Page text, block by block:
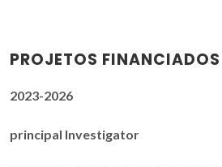
PROJETOS FINANCIADOS
2023-2026
principal Investigator